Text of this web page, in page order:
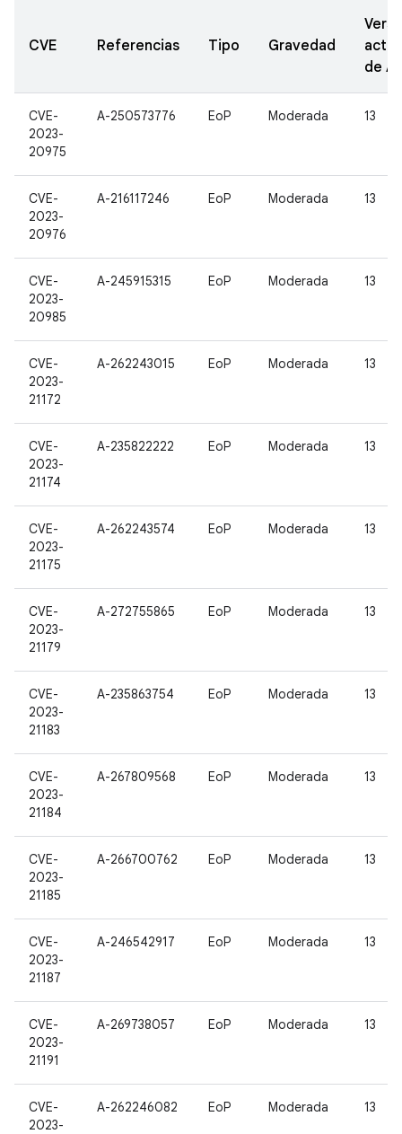
CVE Referencias Tipo Gravedad
de
CVE-
2023-
20975
A-250573776 EoP Moderada 13
CVE-
2023-
20976
A-216117246 EoP Moderada 13
CVE-
2023-
20985
A-245915315 EoP Moderada 13
CVE-
2023-
21172
A-262243015 EoP Moderada 13
CVE-
2023-
21174
A-235822222 EoP Moderada 13
CVE-
2023-
21175
A-262243574 EoP Moderada 13
CVE-
2023-
21179
A-272755865 EoP Moderada 13
CVE-
2023-
21183
A-235863754 EoP Moderada 13
CVE-
2023-
21184
A-267809568 EoP Moderada 13
CVE-
2023-
21185
A-266700762 EoP Moderada 13
CVE-
2023-
21187
A-246542917 EoP Moderada 13
CVE-
2023-
21191
A-269738057 EoP Moderada 13
CVE-
2023-
A-262246082 EoP Moderada 13